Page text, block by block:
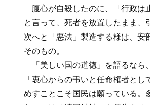
腹心が自殺したのに、「行政は
と言って、死者を放置したまま、
次へと「悪法」製造する様は、安
そのもの。
「美しい国の道徳」を語るなら
「衷心からの弔いと任命権者とし
めすことこそ国民は願っている。